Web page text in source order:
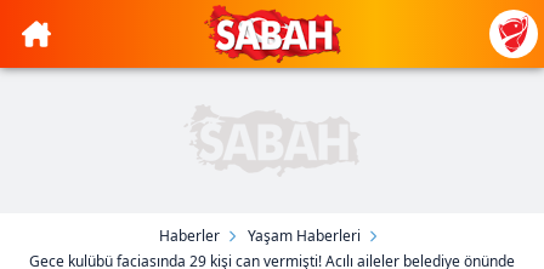
Haberler
Yaşam Haberleri
Gece kulübü faciasında 29 kişi can vermişti! Acılı aileler belediye önünde